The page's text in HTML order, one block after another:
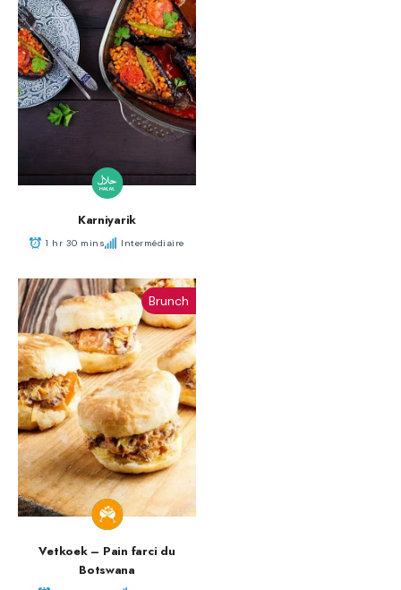
Karniyarik
1 hr 30 mins Intermédiaire
Brunch
Vetkoek – Pain farci du
Botswana